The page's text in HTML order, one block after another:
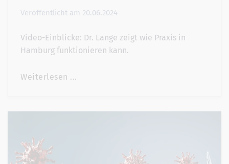
Veröffentlicht am 20.06.2024
Video-Einblicke: Dr. Lange zeigt wie Praxis in
Hamburg funktionieren kann.
Weiterlesen ...